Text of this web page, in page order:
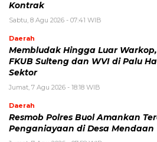
Kontrak
Sabtu, 8 Agu 2026 - 07:41 WIB
Daerah
Membludak Hingga Luar
FKUB Sulteng dan WVI di Palu
Sektor
Jumat, 7 Agu 2026 - 18:18 WIB
Daerah
Resmob Polres Buol Amankan
Penganiayaan di Desa Mendaan